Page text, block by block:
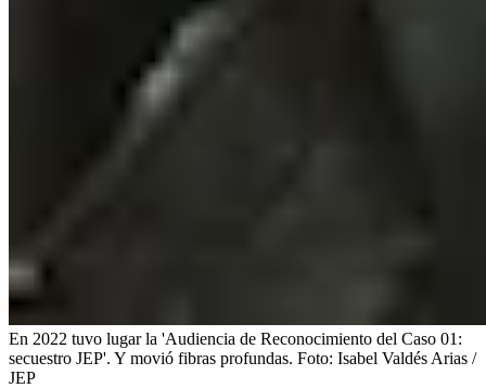
En 2022 tuvo lugar la 'Audiencia de Reconocimiento del Caso 01:
secuestro JEP'. Y movió fibras profundas. Foto: Isabel Valdés Arias /
JEP